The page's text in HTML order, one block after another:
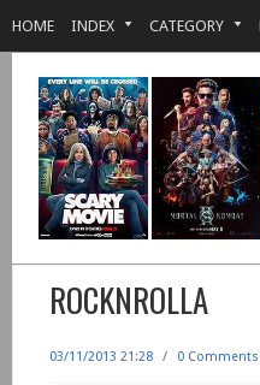
HOME INDEX CATEGORY
ROCKNROLLA
03/11/2013 21:28 / 0 Comments